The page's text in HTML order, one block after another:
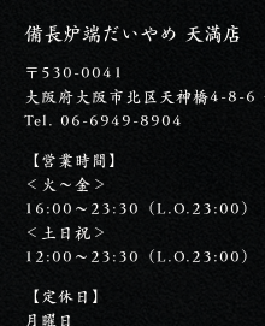
備長炉端だいやめ 天満店
〒530-0041
大阪府大阪市北区天神橋4-8-6
Tel. 06-6949-8904
【営業時間】
＜火～金＞
16:00～23:30（L.O.23:00）
＜土日祝＞
12:00～23:30（L.O.23:00）
【定休日】
月曜日